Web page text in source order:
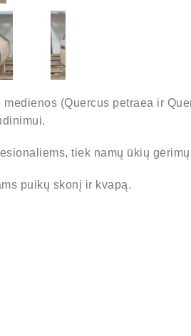
(Quercus petraea ir
tiek namų ūkių
puikų skonį ir kvapą.